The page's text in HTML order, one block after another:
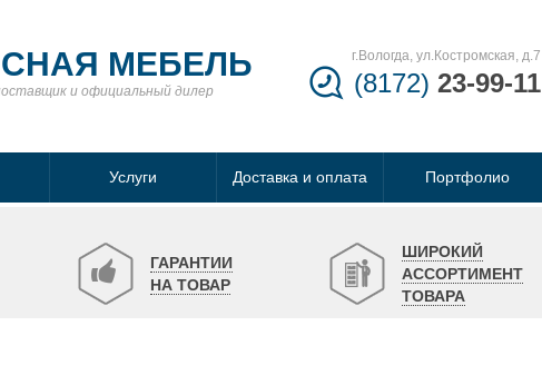
МЕБЕЛЬ
и официальный дилер
г.Вологда, ул.Костромская, д.7
(8172) 23-99-11
Услуги Доставка и оплата Портфолио
ГАРАНТИИ
НА ТОВАР
ШИРОКИЙ
АССОРТИМЕНТ
ТОВАРА